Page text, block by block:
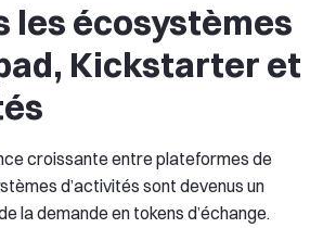
les écosystèmes
Kickstarter et
croissante entre plateformes de
d’activités sont devenus un
la demande en tokens d’échange.